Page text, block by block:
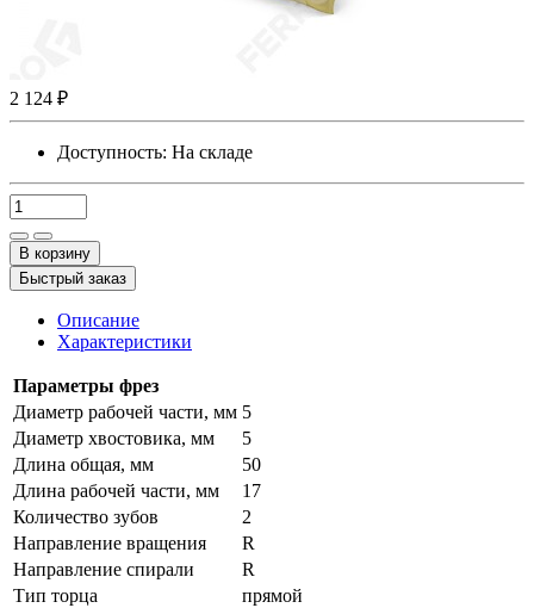
2 124 ₽
Доступность: На складе
В корзину
Быстрый заказ
Описание
Характеристики
Параметры фрез
Диаметр рабочей части, мм 5
Диаметр хвостовика, мм
5
Длина общая, мм
50
Длина рабочей части, мм
17
Количество зубов
2
Направление вращения
R
Направление спирали
R
Тип торца
прямой